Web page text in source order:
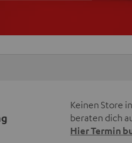
Keinen Store
beraten dich
Hier Termin